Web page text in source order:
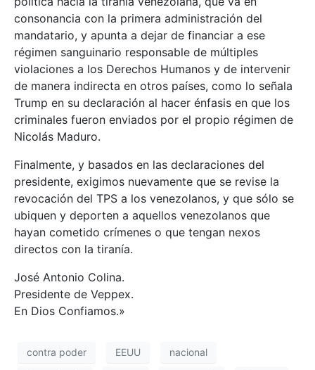
consonancia con la primera administración del
mandatario, y apunta a dejar de financiar a ese
régimen sanguinario responsable de múltiples
violaciones a los Derechos Humanos y de intervenir
de manera indirecta en otros países, como lo señala
Trump en su declaración al hacer énfasis en que los
criminales fueron enviados por el propio régimen de
Nicolás Maduro.
Finalmente, y basados en las declaraciones del
presidente, exigimos nuevamente que se revise la
revocación del TPS a los venezolanos, y que sólo se
ubiquen y deporten a aquellos venezolanos que
hayan cometido crímenes o que tengan nexos
directos con la tiranía.
José Antonio Colina.
Presidente de Veppex.
En Dios Confiamos.»
contra poder EEUU nacional